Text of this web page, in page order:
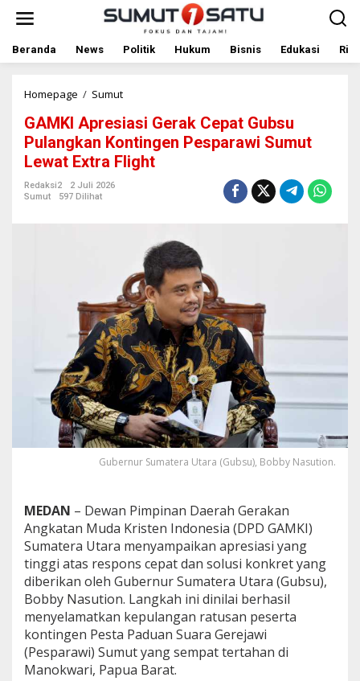
t
Beranda News Politik Hukum Bisnis Edukasi
Homepage / Sumut
M
K
I
A
i
G
e
r
a
k
C
e
p
a
t
G
b
P
u
l
n
g
k
a
n
K
o
n
GAMKI Apresiasi Gerak Cepat Gubsu
Pulangkan Kontingen Pesparawi Sumut
Lewat Extra Flight
Redaksi2
2 Juli 2026
Sumut
597 Dilihat
Gubernur Sumatera Utara (Gubsu), Bobby Nasution.
MEDAN – Dewan Pimpinan Daerah Gerakan
Angkatan Muda Kristen Indonesia (DPD GAMKI)
Sumatera Utara menyampaikan apresiasi yang
tinggi atas respons cepat dan solusi konkret yang
diberikan oleh Gubernur Sumatera Utara (Gubsu),
Bobby Nasution. Langkah ini dinilai berhasil
menyelamatkan kepulangan ratusan peserta
kontingen Pesta Paduan Suara Gerejawi
(Pesparawi) Sumut yang sempat tertahan di
Manokwari, Papua Barat.